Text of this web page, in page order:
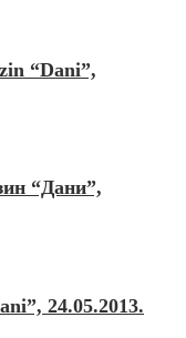
“Dani”,
“Дани”,
24.05.2013.